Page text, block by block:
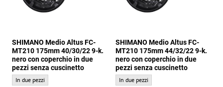
SHIMANO Medio Altus FC-
MT210 175mm 40/30/22 9-k.
nero con coperchio in due
pezzi senza cuscinetto
SHIMANO Medio Altus FC-MT210 175mm 40/30/22 9-k. nero con coperchio in
In due pezzi
SHIMANO Medio Altus FC-
MT210 175mm 44/32/22 9-k.
nero con coperchio in due
pezzi senza cuscinetto
SHIMANO Medio Altus FC-MT210
In due pezzi